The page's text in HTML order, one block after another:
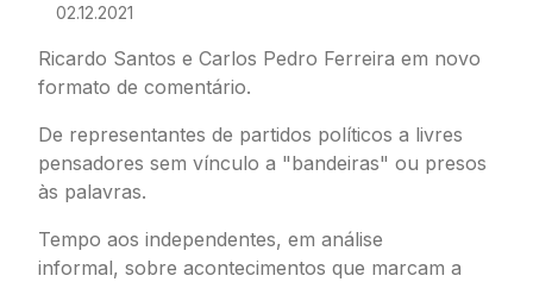
02.12.2021
Ricardo Santos e Carlos Pedro Ferreira em novo
formato de comentário.
De representantes de partidos políticos a livres
pensadores sem vínculo a "bandeiras" ou presos
às palavras.
Tempo aos independentes, em análise
informal, sobre acontecimentos que marcam a